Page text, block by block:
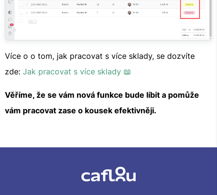
Více o o tom, jak pracovat s více sklady, se dozvíte
zde: Jak pracovat s více sklady 📖
Věříme, že se vám nová funkce bude líbit a pomůže
vám pracovat zase o kousek efektivněji.